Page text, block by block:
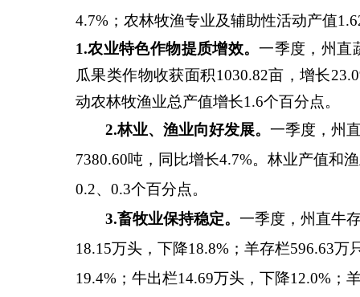
4.7% ；农林牧渔专业及辅助性活动产值
1.农业特色作物提质增效。一季度，州直
瓜果类作物收获面积1030.82亩，增长
动农林牧渔业总产值增长1.6个百分点。
2.林业、渔业向好发展。一季度，州
7380.60吨，同比增长4.7%。 林业产值和
0.2、 0.3个百分点。
3.畜牧业保持稳定。一季度，州直牛
18.15万头，下降18.8% ；羊存栏596.63万
19.4% ；牛出栏14.69万头，下降12.0% ；